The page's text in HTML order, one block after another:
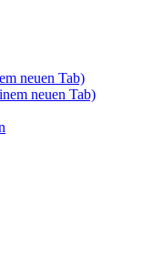
neuen Tab)
neuen Tab)